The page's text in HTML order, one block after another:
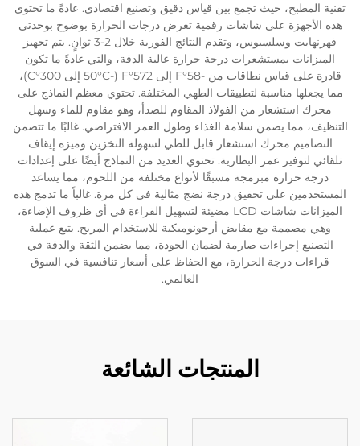
تقنية المطبخ، حيث تجمع بين قياس دقيق وتصنيع اقتصادي. عادةً ما تحتوي
هذه الأجهزة على شاشات رقمية تعرض درجات الحرارة بوضوح بوحدتي
فهرنهايت وسلسيوس، وتقدم النتائج الفورية خلال 2-3 ثوانٍ. يتم تجهيز
الميزانات بمستشعرات درجة حرارة عالية الدقة، والتي عادةً ما تكون
قادرة على قياس نطاقات من -58°F إلى 572°F (-50°C إلى 300°C)،
مما يجعلها مناسبة لتطبيقات الطهي المختلفة. تحتوي معظم النماذج على
محرك استشعار من الفولاذ المقاوم للصدأ، وهو مقاوم للماء وسهل
التنظيف، مما يضمن سلامة الغذاء وطول العمر الافتراضي. غالبًا ما تتضمن
التصاميم محرك استشعار قابل للطي لسهولة التخزين وميزة إيقاف
تلقائي لتوفير عمر البطارية. تحتوي العديد من النماذج أيضًا على إعدادات
درجة حرارة مبرمجة مسبقًا لأنواع مختلفة من اللحوم، مما يساعد
المستخدمين على تحقيق درجة نضج مثالية في كل مرة. غالباً ما تدمج هذه
الميزانات شاشات LCD مضيئة لتسهيل القراءة في أي ظروف الإضاءة،
وهي مصممة مع مقابض أرجونوميكية للاستخدام المريح. يتبع عملية
التصنيع إجراءات صارمة لضمان الجودة، مما يضمن الثقة والدقة في
قراءات درجة الحرارة، مع الحفاظ على أسعار تنافسية في السوق
العالمي.
المنتجات الشائعة